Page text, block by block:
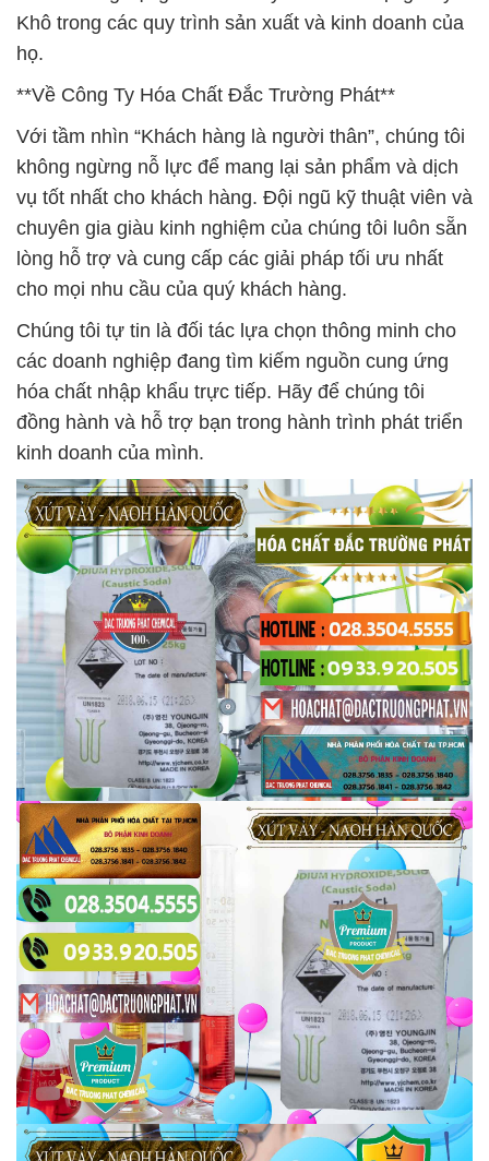
Khô trong các quy trình sản xuất và kinh doanh của
họ.
**Về Công Ty Hóa Chất Đắc Trường Phát**
Với tầm nhìn “Khách hàng là người thân”, chúng tôi
không ngừng nỗ lực để mang lại sản phẩm và dịch
vụ tốt nhất cho khách hàng. Đội ngũ kỹ thuật viên và
chuyên gia giàu kinh nghiệm của chúng tôi luôn sẵn
lòng hỗ trợ và cung cấp các giải pháp tối ưu nhất
cho mọi nhu cầu của quý khách hàng.
Chúng tôi tự tin là đối tác lựa chọn thông minh cho
các doanh nghiệp đang tìm kiếm nguồn cung ứng
hóa chất nhập khẩu trực tiếp. Hãy để chúng tôi
đồng hành và hỗ trợ bạn trong hành trình phát triển
kinh doanh của mình.